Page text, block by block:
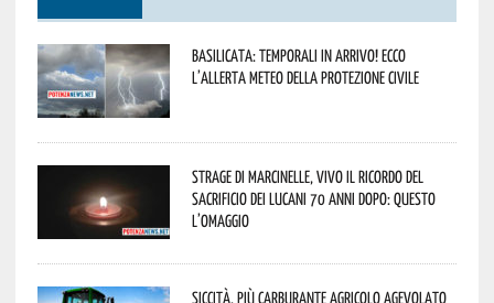
Basilicata: temporali in arrivo! Ecco
l’allerta meteo della Protezione civile
Strage di Marcinelle, vivo il ricordo del
sacrificio dei lucani 70 anni dopo: questo
l’omaggio
Siccità, più carburante agricolo agevolato